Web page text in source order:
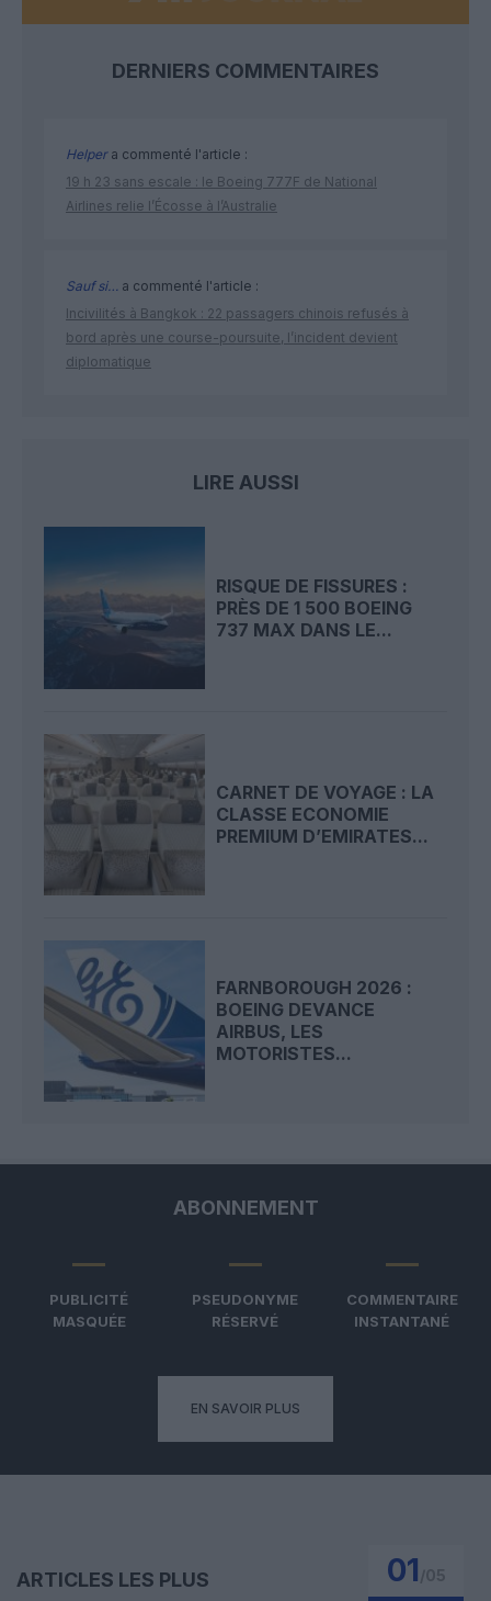
DERNIERS COMMENTAIRES
Helpera commenté l'article :
19 h 23 sans escale : le Boeing 777F de National
Airlines relie l’Écosse à l’Australie
Sauf si… a commenté l'article :
Incivilités à Bangkok : 22 passagers chinois refusés à
bord après une course-poursuite, l’incident devient
diplomatique
LIRE AUSSI
RISQUE DE FISSURES :
PRÈS DE 1 500 BOEING
737 MAX DANS LE...
CARNET DE VOYAGE : LA
CLASSE ECONOMIE
PREMIUM D’EMIRATES...
FARNBOROUGH 2026 :
BOEING DEVANCE
AIRBUS, LES
MOTORISTES...
ABONNEMENT
PUBLICITÉ
MASQUÉE
PSEUDONYME
RÉSERVÉ
COMMENTAIRE
INSTANTANÉ
EN SAVOIR PLUS
ARTICLES LES PLUS
01